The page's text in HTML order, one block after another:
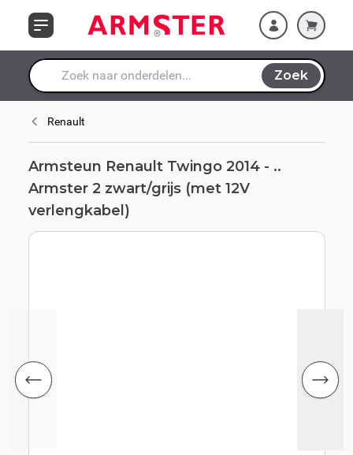
Waar ben je naar op zoek?
Zoek
zwart/grijs (met
12V verlengkabel)
Renault
Armsteun Renault Twingo 2014 - ..
Armster 2 zwart/grijs (met 12V
verlengkabel)